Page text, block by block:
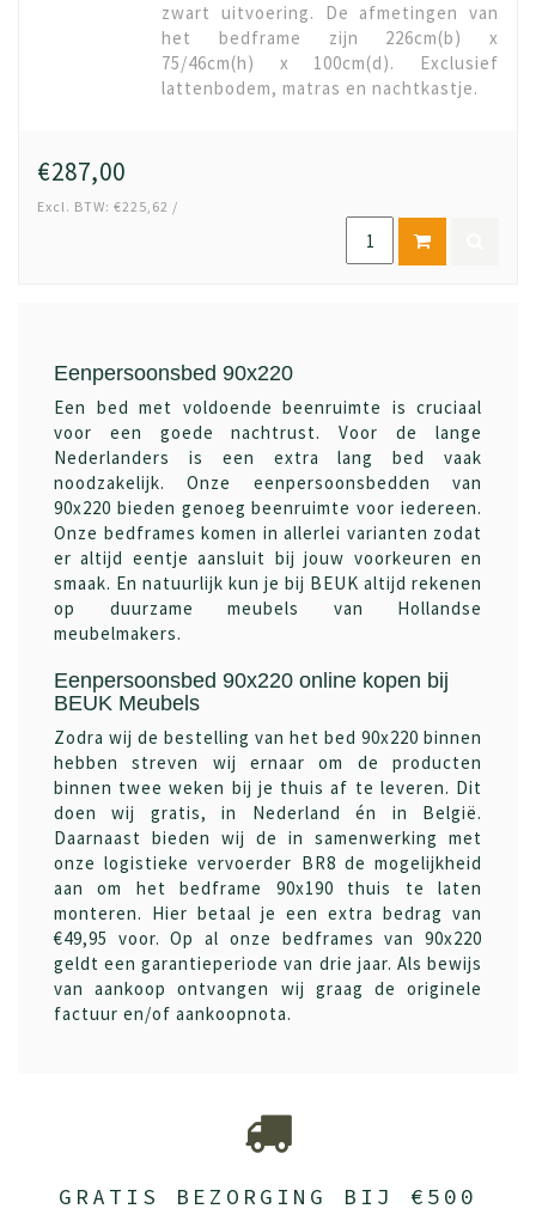
zwart uitvoering. De afmetingen van
het bedframe zijn 226cm(b) x
75/46cm(h) x 100cm(d). Exclusief
lattenbodem, matras en nachtkastje.
€287,00
Excl. BTW: €225,62 /
Eenpersoonsbed 90x220
Een bed met voldoende beenruimte is cruciaal
voor een goede nachtrust. Voor de lange
Nederlanders is een extra lang bed vaak
noodzakelijk. Onze eenpersoonsbedden van
90x220 bieden genoeg beenruimte voor iedereen.
Onze bedframes komen in allerlei varianten zodat
er altijd eentje aansluit bij jouw voorkeuren en
smaak. En natuurlijk kun je bij BEUK altijd rekenen
op duurzame meubels van Hollandse
meubelmakers.
Eenpersoonsbed 90x220 online kopen bij
BEUK Meubels
Zodra wij de bestelling van het bed 90x220 binnen
hebben streven wij ernaar om de producten
binnen twee weken bij je thuis af te leveren. Dit
doen wij gratis, in Nederland én in België.
Daarnaast bieden wij de in samenwerking met
onze logistieke vervoerder BR8 de mogelijkheid
aan om het bedframe 90x190 thuis te laten
monteren. Hier betaal je een extra bedrag van
€49,95 voor. Op al onze bedframes van 90x220
geldt een garantieperiode van drie jaar. Als bewijs
van aankoop ontvangen wij graag de originele
factuur en/of aankoopnota.
GRATIS BEZORGING BIJ €500